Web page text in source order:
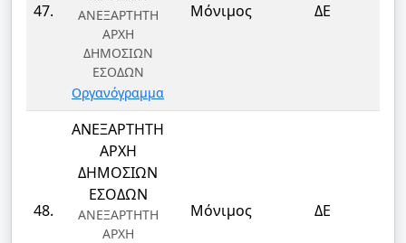
47.
ΑΝΕΞΑΡΤΗΤΗ
ΑΡΧΗ
ΔΗΜΟΣΙΩΝ
ΕΣΟΔΩΝ
Οργανόγραμμα
Μόνιμος ΔΕ
48.
ΑΝΕΞΑΡΤΗΤΗ
ΑΡΧΗ
ΔΗΜΟΣΙΩΝ
ΕΣΟΔΩΝ
ΑΝΕΞΑΡΤΗΤΗ
ΑΡΧΗ
Μόνιμος ΔΕ